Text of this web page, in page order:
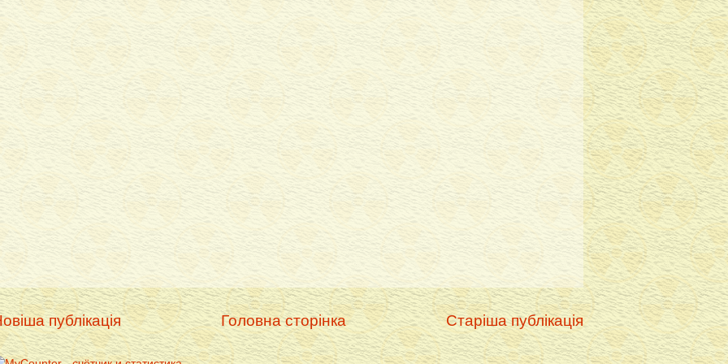
публікація Старіша публікація
Головна сторінка